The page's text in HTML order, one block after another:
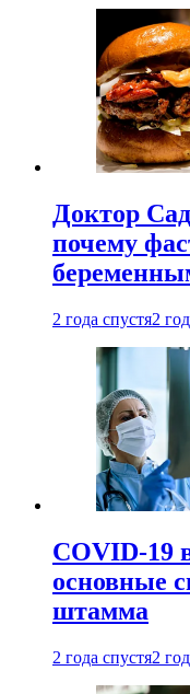
Доктор
почему
2 года спустя2
COVID-19
основные
штамма
2 года спустя2